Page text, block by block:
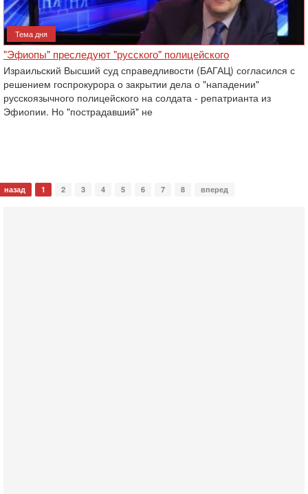
Тема дня
"Эфиопы" преследуют "русского" полицейского
Израильский Высший суд справедливости (БАГАЦ) согласился с
решением госпрокурора о закрытии дела о "нападении"
русскоязычного полицейского на солдата - репатрианта из
Эфиопии. Но "пострадавший" не
назад 1 2 3 4 5 6 7 8 вперед